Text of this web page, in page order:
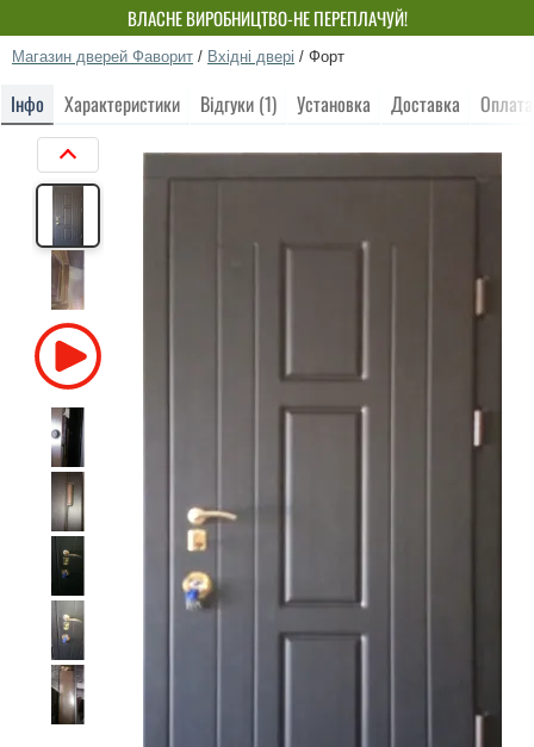
ВЛАСНЕ ВИРОБНИЦТВО-НЕ ПЕРЕПЛАЧУЙ!
Магазин дверей Фаворит / Вхідні двері / Форт
Інфо Характеристики Відгуки (1) Установка Доставка Оплата